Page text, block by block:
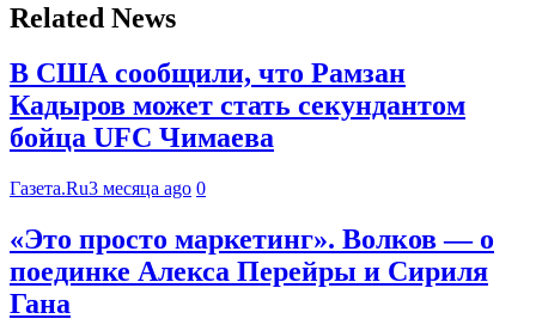
Related News
В США сообщили, что Рамзан
Кадыров может стать секундантом
бойца UFC Чимаева
Газета.Ru3 месяца ago 0
«Это просто маркетинг». Волков — о
поединке Алекса Перейры и Сириля
Гана